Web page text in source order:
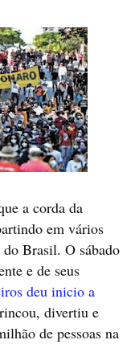
a corda da
em vários
do Brasil. O sábado
e de seus
deu inicio a
divertiu e
de pessoas na